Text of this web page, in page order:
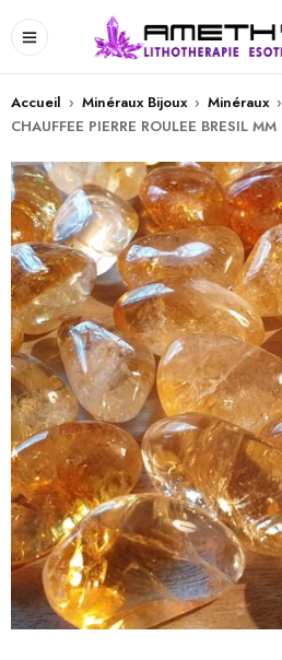
Accueil › Minéraux Bijoux › Minéraux ›
CHAUFFEE PIERRE ROULEE BRESIL MM